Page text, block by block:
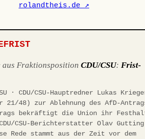
rolandtheis.de ↗
aus FraktionspositionCDU/CSU: Frist-
· CDU/CSU-Hauptredner Lukas
21/48) zur Ablehnung des AfD-
bekräftigt die Union ihr
CSU-Berichterstatter Olav Gutting
Rede stammt aus der Zeit vor dem